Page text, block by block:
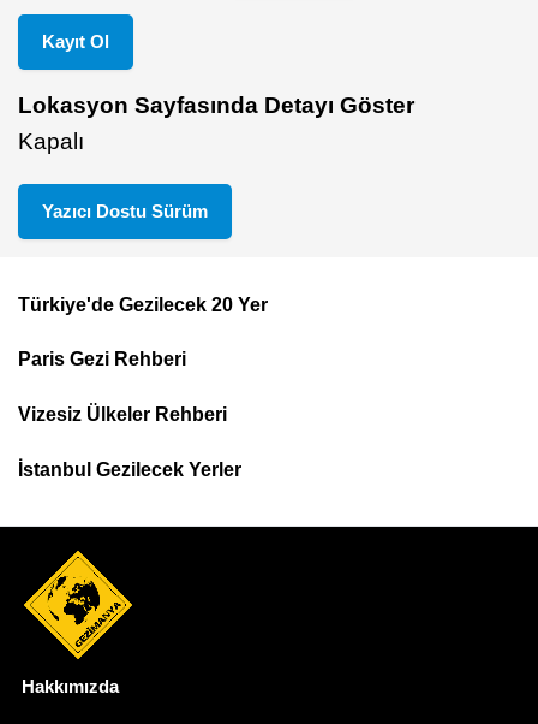
Kayıt Ol
Lokasyon Sayfasında Detayı Göster
Kapalı
Yazıcı Dostu Sürüm
Footer
Top
Menu
Türkiye'de Gezilecek 20 Yer
Paris Gezi Rehberi
Vizesiz Ülkeler Rehberi
İstanbul Gezilecek Yerler
Hakkımızda